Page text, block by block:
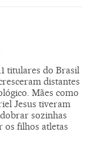
titulares do Brasil
distantes
Mães como
Jesus tiveram
sozinhas
os filhos atletas